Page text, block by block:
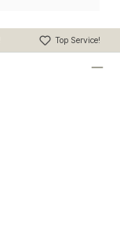
Top Service!